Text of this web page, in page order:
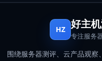
HZ 好主
专注服务
围绕服务器测评、云产品观